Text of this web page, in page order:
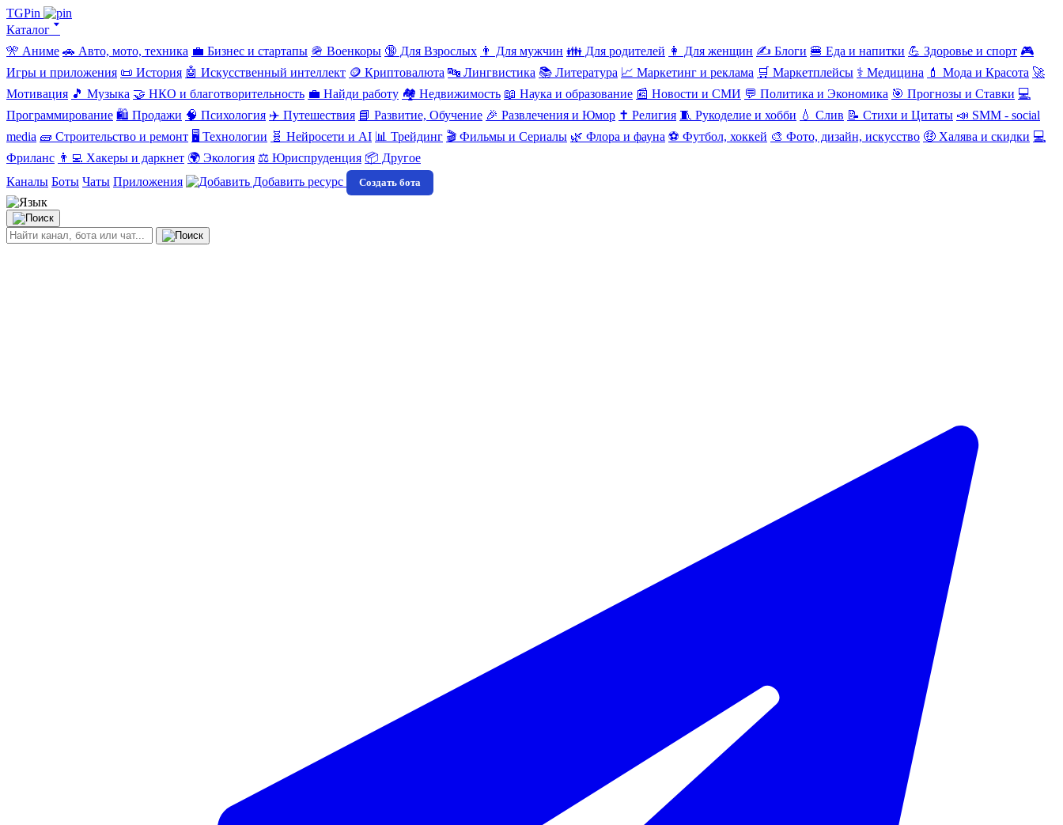
TGPin
Каталог 🢓
🎌 Аниме 🚗 Авто, мото, техника 💼 Бизнес и стартапы 🪖 Военкоры 🔞 Для Взрослых 👨 Для мужчин 👪 Для родителей 👩 Для женщин ✍️ Блоги 🍔 Еда и напитки 💪 Здоровье и спорт 🎮
Игры и приложения 📜 История 🤖 Искусственный интеллект 🪙 Криптовалюта 🔤 Лингвистика 📚 Литература 📈 Маркетинг и реклама 🛒 Маркетплейсы ⚕️ Медицина 💄 Мода и Красота 🚀
Мотивация 🎵 Музыка 🤝 НКО и благотворительность 💼 Найди работу 🏘️ Недвижимость 📖 Наука и образование 📰 Новости и СМИ 💬 Политика и Экономика 🎯 Прогнозы и Ставки 💻
Программирование 🛍️ Продажи 🧠 Психология ✈️ Путешествия 📘 Развитие, Обучение 🎉 Развлечения и Юмор ✝️ Религия 🧵 Рукоделие и хобби 💧 Слив 📝 Стихи и Цитаты 📣 SMM - social
media 🧱 Строительство и ремонт 🖥️ Технологии 🧬 Нейросети и AI 📊 Трейдинг 🎬 Фильмы и Сериалы 🌿 Флора и фауна ⚽ Футбол, хоккей 🎨 Фото, дизайн, искусство 🤑 Халява и скидки 💻
Фриланс 👨‍💻 Хакеры и даркнет 🌍 Экология ⚖️ Юриспруденция 📦 Другое
Каналы Боты Чаты Приложения Добавить ресурс Создать бота